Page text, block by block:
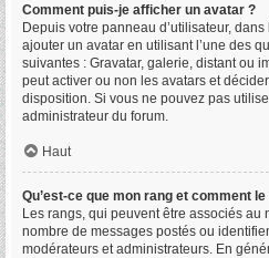
Comment puis-je afficher un avatar ?
Depuis votre panneau d’utilisateur,
ajouter un avatar en utilisant l’une des
suivantes : Gravatar, galerie, distant ou
peut activer ou non les avatars et
disposition. Si vous ne pouvez pas
administrateur du forum.
Haut
Qu’est-ce que mon rang et comment
Les rangs, qui peuvent être associés au
nombre de messages postés ou
modérateurs et administrateurs. En